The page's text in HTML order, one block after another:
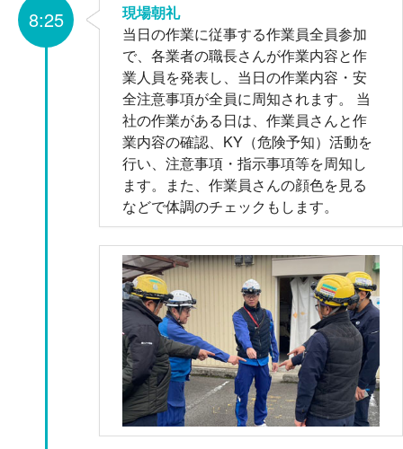
現場朝礼
当日の作業に従事する作業員全員参加
で、各業者の職長さんが作業内容と作
業人員を発表し、当日の作業内容・安
全注意事項が全員に周知されます。 当
社の作業がある日は、作業員さんと作
業内容の確認、KY（危険予知）活動を
行い、注意事項・指示事項等を周知し
ます。また、作業員さんの顔色を見る
などで体調のチェックもします。
8:25